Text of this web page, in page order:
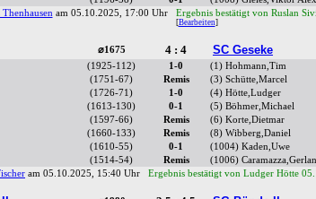
Thenhausenam 05.10.2025, 17:00 Uhr Ergebnis bestätigt von Ruslan
[Bearbeiten]
⌀1675 4 : 4 SC Geseke
(1925-112) 1-0 (1) Hohmann,Tim
(1751-67) Remis (3) Schütte,Marcel
(1726-71) 1-0 (4) Hötte,Ludger
(1613-130) 0-1 (5) Böhmer,Michael
(1597-66) Remis (6) Korte,Dietmar
(1660-133) Remis (8) Wibberg,Daniel
(1610-55) 0-1 (1004) Kaden,Uwe
(1514-54) Remis (1006)
am 05.10.2025, 15:40 Uhr Ergebnis bestätigt von Ludger Hötte